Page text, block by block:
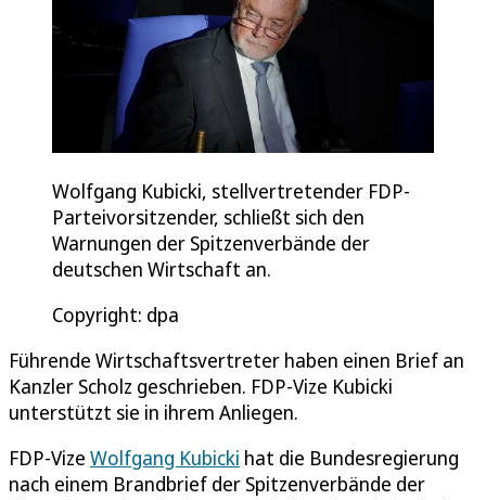
Wolfgang Kubicki, stellvertretender FDP-
Parteivorsitzender, schließt sich den
Warnungen der Spitzenverbände der
deutschen Wirtschaft an.
Copyright: dpa
Führende Wirtschaftsvertreter haben einen Brief an
Kanzler Scholz geschrieben. FDP-Vize Kubicki
unterstützt sie in ihrem Anliegen.
FDP-Vize Wolfgang Kubicki hat die Bundesregierung
nach einem Brandbrief der Spitzenverbände der